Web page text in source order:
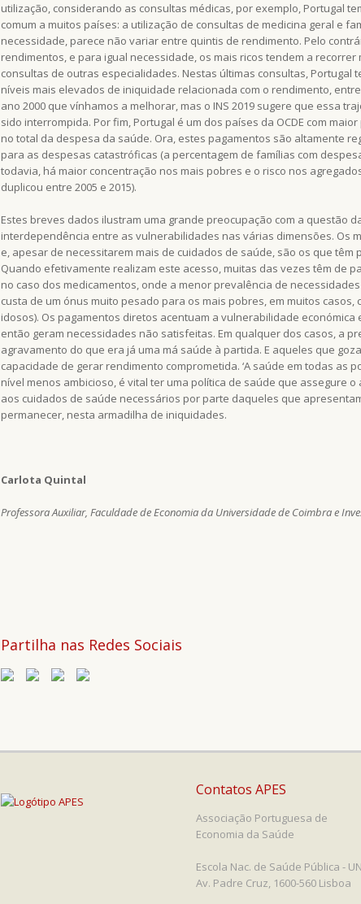
utilização, considerando as consultas médicas, por exemplo, Portugal
comum a muitos países: a utilização de consultas de medicina geral e
necessidade, parece não variar entre quintis de rendimento. Pelo
rendimentos, e para igual necessidade, os mais ricos tendem a
consultas de outras especialidades. Nestas últimas consultas, Portugal
níveis mais elevados de iniquidade relacionada com o rendimento, entre
ano 2000 que vínhamos a melhorar, mas o INS 2019 sugere que essa
sido interrompida. Por fim, Portugal é um dos países da OCDE com
no total da despesa da saúde. Ora, estes pagamentos são altamente
para as despesas catastróficas (a percentagem de famílias com
todavia, há maior concentração nos mais pobres e o risco nos
duplicou entre 2005 e 2015).
Estes breves dados ilustram uma grande preocupação com a questão
interdependência entre as vulnerabilidades nas várias dimensões. Os
e, apesar de necessitarem mais de cuidados de saúde, são os que têm
Quando efetivamente realizam este acesso, muitas das vezes têm de
no caso dos medicamentos, onde a menor prevalência de
custa de um ónus muito pesado para os mais pobres, em muitos casos,
idosos). Os pagamentos diretos acentuam a vulnerabilidade económica
então geram necessidades não satisfeitas. Em qualquer dos casos, a
agravamento do que era já uma má saúde à partida. E aqueles que
capacidade de gerar rendimento comprometida. ‘A saúde em todas as
nível menos ambicioso, é vital ter uma política de saúde que assegure
aos cuidados de saúde necessários por parte daqueles que
permanecer, nesta armadilha de iniquidades.
Carlota Quintal
Professora Auxiliar, Faculdade de Economia da Universidade de Coimbra e
Partilha nas Redes Sociais
Contatos APES
Associação Portuguesa de
Economia da Saúde
Escola Nac. de Saúde Pública -
Av. Padre Cruz, 1600-560 Lisboa